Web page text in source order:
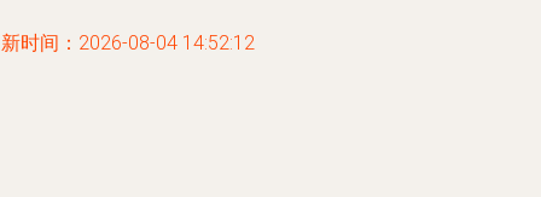
时间：2026-08-04 14:52:12